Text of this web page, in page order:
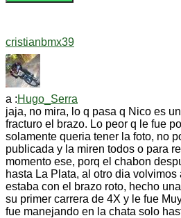
cristianbmx39
a :Hugo_Serra
jaja, no mira, lo q pasa q Nico es
fracturo el brazo. Lo peor q le fue
solamente queria tener la foto, no
publicada y la miren todos o para
momento ese, porq el chabon
hasta La Plata, al otro dia
estaba con el brazo roto, hecho
su primer carrera de 4X y le fue
fue manejando en la chata solo